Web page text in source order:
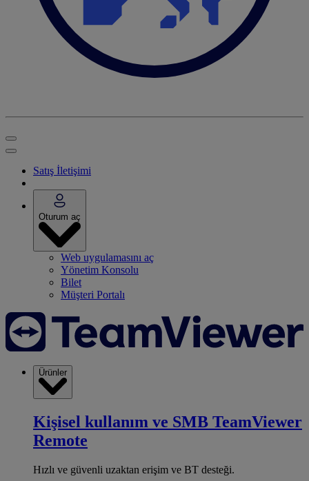
Satış İletişimi
Oturum aç
Web uygulamasını aç
Yönetim Konsolu
Bilet
Müşteri Portalı
Ürünler
Kişisel kullanım ve SMB TeamViewer
Remote
Hızlı ve güvenli uzaktan erişim ve BT desteği.